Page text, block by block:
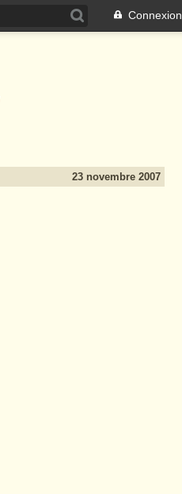
Connexion
23 novembre 2007